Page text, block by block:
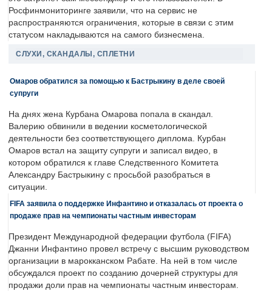
Росфинмониторинге заявили, что на сервис не
распространяются ограничения, которые в связи с этим
статусом накладываются на самого бизнесмена.
СЛУХИ, СКАНДАЛЫ, СПЛЕТНИ
Омаров обратился за помощью к Бастрыкину в деле своей
супруги
На днях жена Курбана Омарова попала в скандал.
Валерию обвинили в ведении косметологической
деятельности без соответствующего диплома. Курбан
Омаров встал на защиту супруги и записал видео, в
котором обратился к главе Следственного Комитета
Александру Бастрыкину с просьбой разобраться в
ситуации.
FIFA заявила о поддержке Инфантино и отказалась от проекта о
продаже прав на чемпионаты частным инвесторам
Президент Международной федерации футбола (FIFA)
Джанни Инфантино провел встречу с высшим руководством
организации в марокканском Рабате. На ней в том числе
обсуждался проект по созданию дочерней структуры для
продажи доли прав на чемпионаты частным инвесторам.